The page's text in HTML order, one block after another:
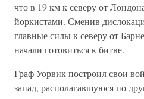
что в 19 км к северу от
йоркистами. Сменив
главные силы к северу от
начали готовиться к битве.
Граф Уорвик построил свои
запад, располагавшуюся по